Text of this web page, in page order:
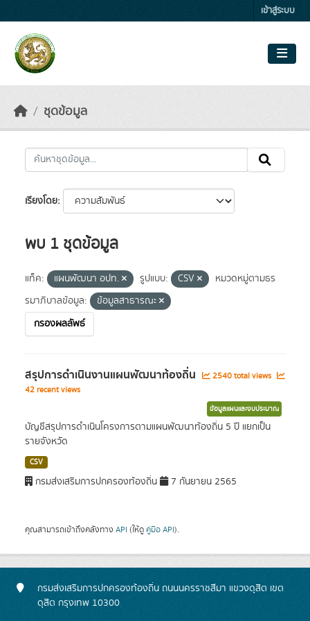
เข้าสู่ระบบ
ชุดข้อมูล
เรียงโดย
พบ 1 ชุดข้อมูล
แท็ค: แผนพัฒนา อปท. รูปแบบ: CSV
หมวดหมู่ตามธร
รมาภิบาลข้อมูล:
ข้อมูลสาธารณะ
กรองผลลัพธ์
สรุปการดำเนินงานแผนพัฒนาท้องถิ่น
2540 total views
42 recent views
ข้อมูลแผนและงบประมาณ
บัญชีสรุปการดำเนินโครงการตามแผนพัฒนาท้องถิ่น 5 ปี แยกเป็น
รายจังหวัด
CSV
กรมส่งเสริมการปกครองท้องถิ่น 7 กันยายน 2565
คุณสามารถเข้าถึงคลังทาง API (ให้ดู คู่มือ API).
กรมส่งเสริมการปกครองท้องถิ่น ถนนนครราชสีมา แขวงดุสิต เขต
ดุสิต กรุงเทพ 10300